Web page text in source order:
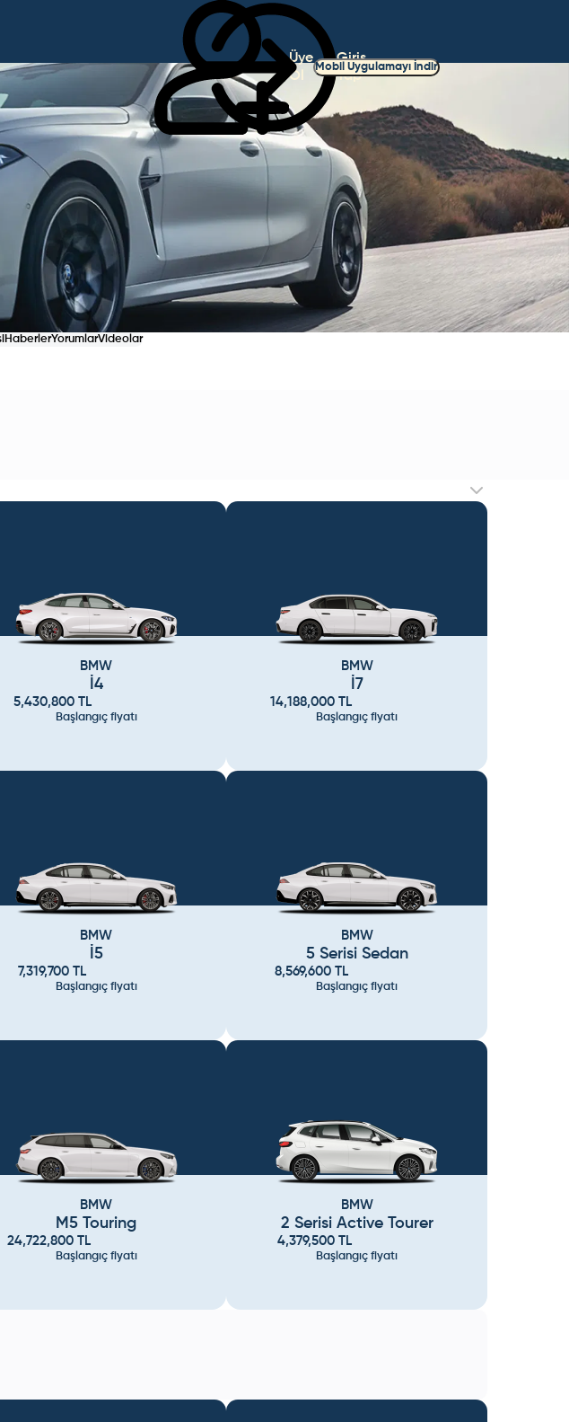
Üye
Ol
Giriş
Yap
Mobil Uygulamayı İndir
HaberlerYorumlarVideolar
BMW
İ4
5,430,800TL
Başlangıç fiyatı
BMW
İ7
14,188,000 TL
Başlangıç fiyatı
BMW
İ5
7,319,700TL
Başlangıç fiyatı
BMW
5 Serisi Sedan
8,569,600 TL
Başlangıç fiyatı
BMW
M5 Touring
24,722,800 TL
Başlangıç fiyatı
BMW
2 Serisi Active Tourer
4,379,500 TL
Başlangıç fiyatı